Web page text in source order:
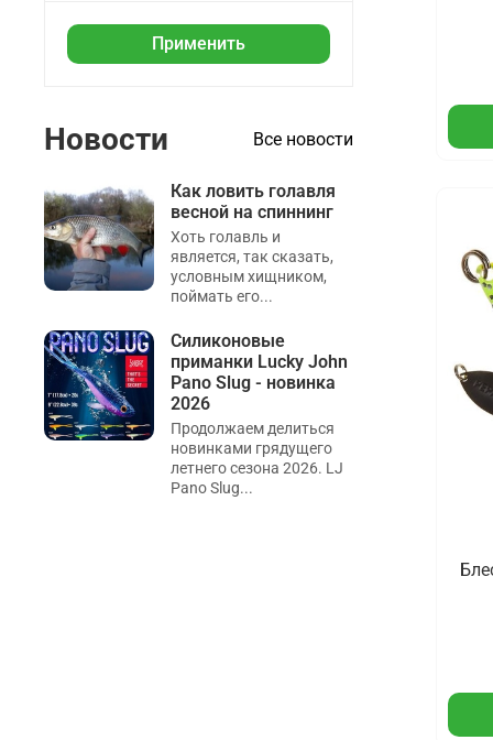
Применить
Новости Все новости
Как ловить голавля
весной на спиннинг
Хоть голавль и
является, так сказать,
условным хищником,
поймать его...
Силиконовые
приманки Lucky John
Pano Slug - новинка
2026
Продолжаем делиться
новинками грядущего
летнего сезона 2026. LJ
Pano Slug...